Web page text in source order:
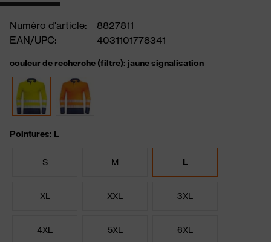
Numéro d'article:
8827811
EAN/UPC:
4031101778341
couleur de recherche (filtre): jaune signalisation
Pointures: L
S M L
XL XXL 3XL
4XL 5XL 6XL